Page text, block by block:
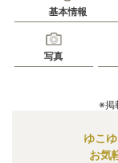
基本情報
写真
※掲
ゆこ
お気